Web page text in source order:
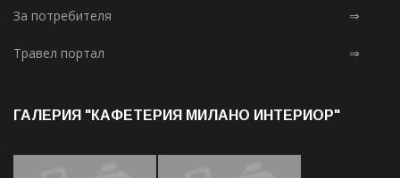
За потребителя ⇒
Травел портал ⇒
ГАЛЕРИЯ "КАФЕТЕРИЯ МИЛАНО ИНТЕРИОР"